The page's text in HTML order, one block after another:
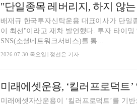
"단일종목 레버리지, 하지 않
배재규 한국투자신탁운용 대표이사가 단일
이 최선"이라고 재차 발언했다. 투자 타이
SNS(소셜네트워크서비스)를 통...
2026-07-30 목요일 | 정선은 기자
미래에셋자산운용이 ‘킬러프로덕트’를 기